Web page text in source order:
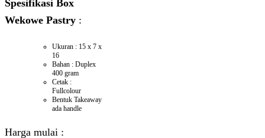
Spesifikasi Box
Wekowe Pastry :
Ukuran : 15 x 7 x
16
Bahan : Duplex
400 gram
Cetak :
Fullcolour
Bentuk Takeaway
ada handle
Harga mulai :